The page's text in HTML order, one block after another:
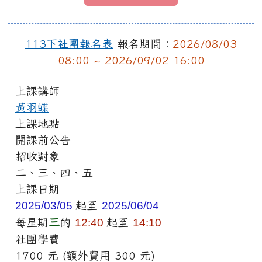
113下社團報名表 報名期間： 2026/08/03
08:00 ~ 2026/09/02 16:00
上課講師
黃羽蝶
上課地點
開課前公告
招收對象
二、三、四、五
上課日期
2025/03/05 起至 2025/06/04
每星期 三的 12:40 起至 14:10
社團學費
1700 元 (額外費用 300 元)